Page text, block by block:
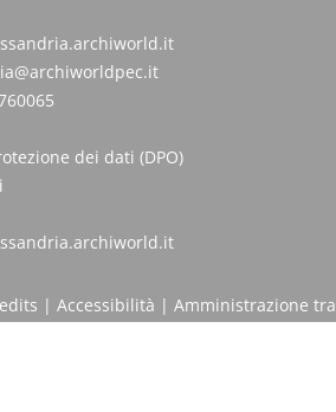
dei dati (DPO)
| Accessibilità | Amministrazione